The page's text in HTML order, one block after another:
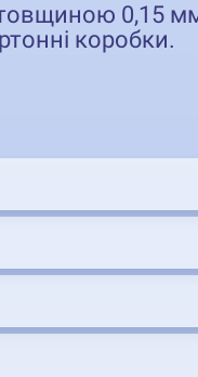
0,15
коробки.